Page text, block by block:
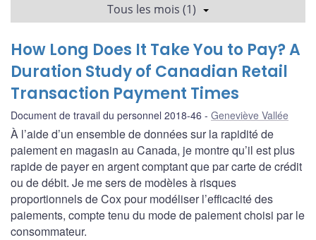
Tous les mois (1)
How Long Does It Take You to Pay? A
Duration Study of Canadian Retail
Transaction Payment Times
Document de travail du personnel 2018-46 Geneviève Vallée
À l’aide d’un ensemble de données sur la rapidité de
paiement en magasin au Canada, je montre qu’il est plus
rapide de payer en argent comptant que par carte de crédit
ou de débit. Je me sers de modèles à risques
proportionnels de Cox pour modéliser l’efficacité des
paiements, compte tenu du mode de paiement choisi par le
consommateur.